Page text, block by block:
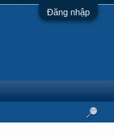
Đăng nhập